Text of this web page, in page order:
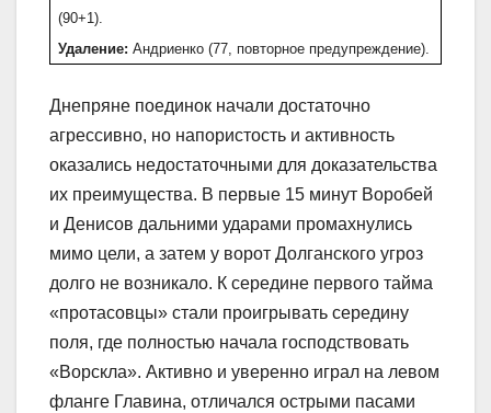
(90+1).
Удаление: Андриенко (77, повторное предупреждение).
Днепряне поединок начали достаточно
агрессивно, но напористость и активность
оказались недостаточными для доказательства
их преимущества. В первые 15 минут Воробей
и Денисов дальними ударами промахнулись
мимо цели, а затем у ворот Долганского угроз
долго не возникало. К середине первого тайма
«протасовцы» стали проигрывать середину
поля, где полностью начала господствовать
«Ворскла». Активно и уверенно играл на левом
фланге Главина, отличался острыми пасами